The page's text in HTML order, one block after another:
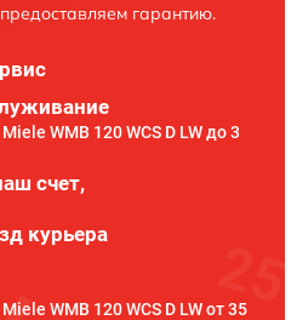
гарантию.
WMB 120 WCS D LW до 3
счет,
курьера
WMB 120 WCS D LW от 35